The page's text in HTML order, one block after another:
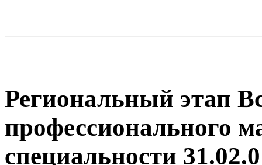
Региональный этап
профессионального
специальности